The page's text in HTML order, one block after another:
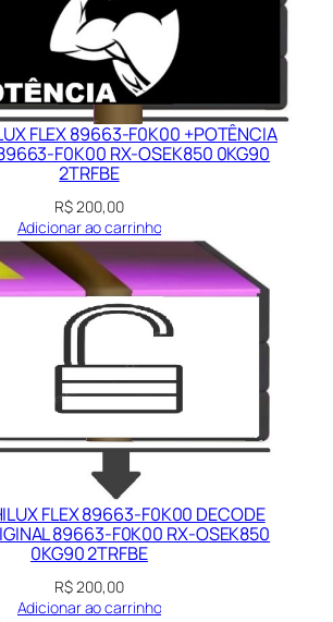
FLEX 89663-F0K00 +POTÊNCIA
F0K00 RX-OSEK850 0KG90
2TRFBE
R$200,00
Adicionar ao carrinho
FLEX 89663-F0K00 DECODE
89663-F0K00 RX-OSEK850
0KG90 2TRFBE
R$200,00
Adicionar ao carrinho